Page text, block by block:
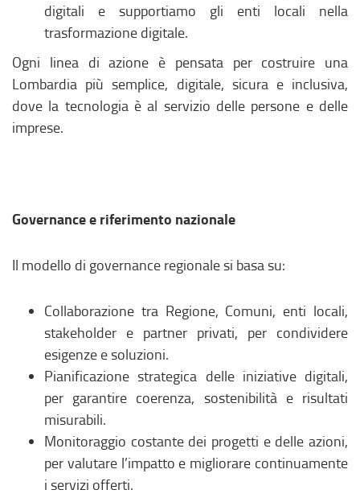
digitali e supportiamo gli enti locali nella
trasformazione digitale.
Ogni linea di azione è pensata per costruire una
Lombardia più semplice, digitale, sicura e inclusiva,
dove la tecnologia è al servizio delle persone e delle
imprese.
Governance e riferimento nazionale
Il modello di governance regionale si basa su:
Collaborazione tra Regione, Comuni, enti locali,
stakeholder e partner privati, per condividere
esigenze e soluzioni.
Pianificazione strategica delle iniziative digitali,
per garantire coerenza, sostenibilità e risultati
misurabili.
Monitoraggio costante dei progetti e delle azioni,
per valutare l’impatto e migliorare continuamente
i servizi offerti.